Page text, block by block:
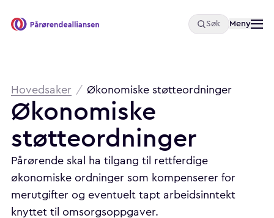
Pårørendealliansen Søk Åpne
Meny
Brødsmulesti
Hovedsaker / Økonomiske støtteordninger
Økonomiske
støtteordninger
Pårørende skal ha tilgang til rettferdige
økonomiske ordninger som kompenserer for
merutgifter og eventuelt tapt arbeidsinntekt
knyttet til omsorgsoppgaver.